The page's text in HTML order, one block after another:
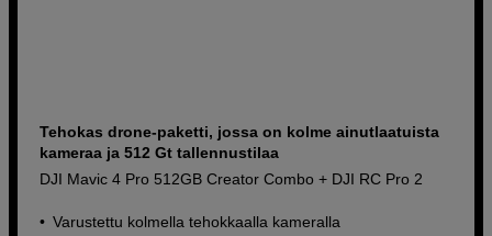
Tehokas drone-paketti, jossa on kolme ainutlaatuista
kameraa ja 512 Gt tallennustilaa
DJI Mavic 4 Pro 512GB Creator Combo + DJI RC Pro 2
Varustettu kolmella tehokkaalla kameralla